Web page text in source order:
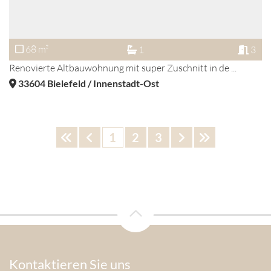
68 m² 1
3
Renovierte Altbauwohnung mit super Zuschnitt in de ...
33604 Bielefeld / Innenstadt-Ost
1 2 3
Kontaktieren Sie uns